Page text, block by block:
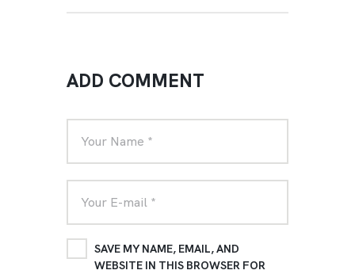
ADD COMMENT
SAVE MY NAME, EMAIL, AND
WEBSITE IN THIS BROWSER FOR